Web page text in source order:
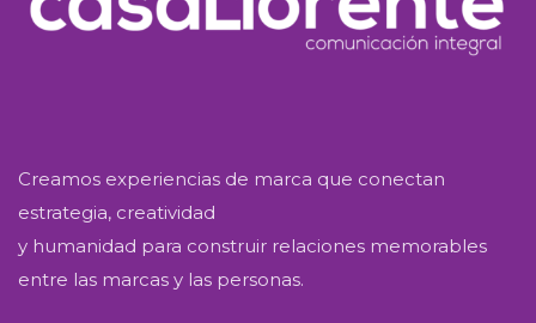
Creamos experiencias de marca que conectan
estrategia, creatividad
y humanidad para construir relaciones memorables
entre las marcas y las personas.